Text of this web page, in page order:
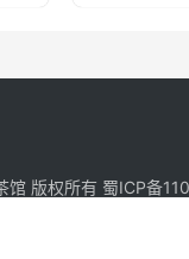
版权所有 蜀ICP备